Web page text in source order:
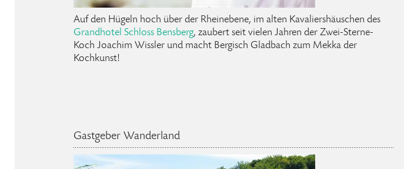
Auf den Hügeln hoch über der Rheinebene, im alten Kavaliershäuschen des
Grandhotel Schloss Bensberg, zaubert seit vielen Jahren der Zwei-Sterne-
Koch Joachim Wissler und macht Bergisch Gladbach zum Mekka der
Kochkunst!
Gastgeber Wanderland